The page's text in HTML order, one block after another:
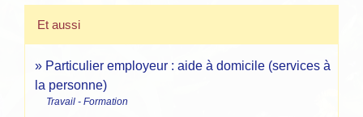
Et aussi
Particulier employeur : aide à domicile (services à
la personne)
Travail - Formation